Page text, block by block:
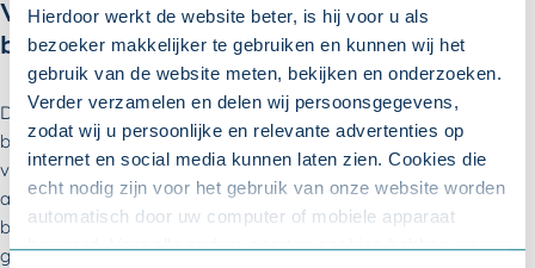
Hierdoor werkt de website beter, is hij voor u als
bezoeker makkelijker te gebruiken en kunnen wij het
gebruik van de website meten, bekijken en onderzoeken.
Verder verzamelen en delen wij persoonsgegevens,
zodat wij u persoonlijke en relevante advertenties op
internet en social media kunnen laten zien. Cookies die
echt nodig zijn voor het gebruik van onze website worden
automatisch door uw computer of mobiele apparaat
bewaard. Voor alle andere soorten cookies hebben we uw
Veel voorkomende klachten en
bedrijfsongevallen
De meest voorkomende klachten zijn klachten aan het
bewegingsapparaat, de rug en psychische klachten. Aandacht
voor voldoende beweging, afwisseling en veilige omgang met
apparaten en e.v. machines blijft belangrijk. Het aantal
bedrijfsongevallen met verzuim of blijvend letsel is behoorlijk
gestegen. Dit is een punt van aandacht. Investeren in de